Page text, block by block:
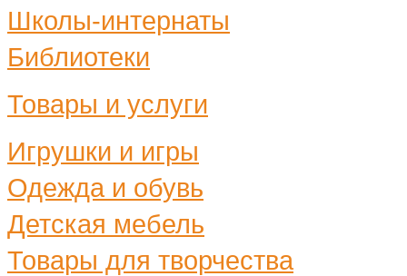
Школы-интернаты
Библиотеки
Товары и услуги
Игрушки и игры
Одежда и обувь
Детская мебель
Товары для творчества